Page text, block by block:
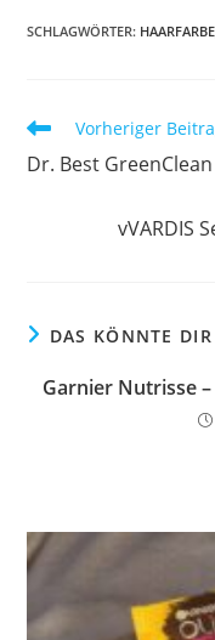
SCHLAGWÖRTER: HAARFARBE
Weitere
ansehen
Vorheriger
Dr. Best
vVARDIS
DAS KÖNNTE
Garnier Nutrisse